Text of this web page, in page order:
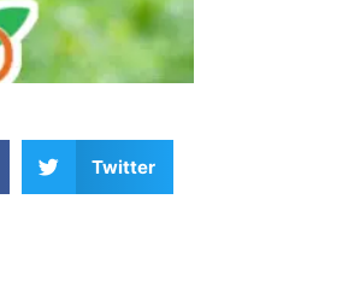
Twitter